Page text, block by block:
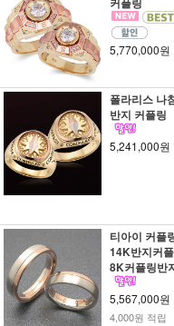
5,770,000원
폴라리스 나
반지 커플링
5,241,000원
티아이 커플
14K반지커
8K커플링반
5,567,000원
4,000원 적립